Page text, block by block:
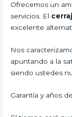
Ofrecemos un
servicios. El
excelente
Nos
apuntando a la
siendo ustedes
Garantía y años